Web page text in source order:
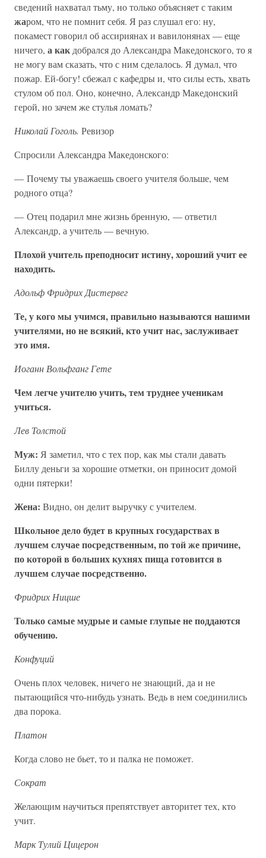
сведений нахватал тьму, но только объясняет с таким
жаром, что не помнит себя. Я раз слушал его: ну,
покамест говорил об ассириянах и вавилонянах — еще
ничего, а как добрался до Александра Македонского, то я
не могу вам сказать, что с ним сделалось. Я думал, что
пожар. Ей-богу! сбежал с кафедры и, что силы есть, хвать
стулом об пол. Оно, конечно, Александр Македонский
герой, но зачем же стулья ломать?
Николай Гоголь. Ревизор
Спросили Александра Македонского:
— Почему ты уважаешь своего учителя больше, чем
родного отца?
— Отец подарил мне жизнь бренную, — ответил
Александр, а учитель — вечную.
Плохой учитель преподносит истину, хороший учит ее
находить.
Адольф Фридрих Дистервег
Те, у кого мы учимся, правильно называются нашими
учителями, но не всякий, кто учит нас, заслуживает
это имя.
Иоганн Вольфганг Гете
Чем легче учителю учить, тем труднее ученикам
учиться.
Лев Толстой
Муж: Я заметил, что с тех пор, как мы стали давать
Биллу деньги за хорошие отметки, он приносит домой
одни пятерки!
Жена: Видно, он делит выручку с учителем.
Школьное дело будет в крупных государствах в
лучшем случае посредственным, по той же причине,
по которой в больших кухнях пища готовится в
лучшем случае посредственно.
Фридрих Ницше
Только самые мудрые и самые глупые не поддаются
обучению.
Конфуций
Очень плох человек, ничего не знающий, да и не
пытающийся что-нибудь узнать. Ведь в нем соединились
два порока.
Платон
Когда слово не бьет, то и палка не поможет.
Сократ
Желающим научиться препятствует авторитет тех, кто
учит.
Марк Тулий Цицерон